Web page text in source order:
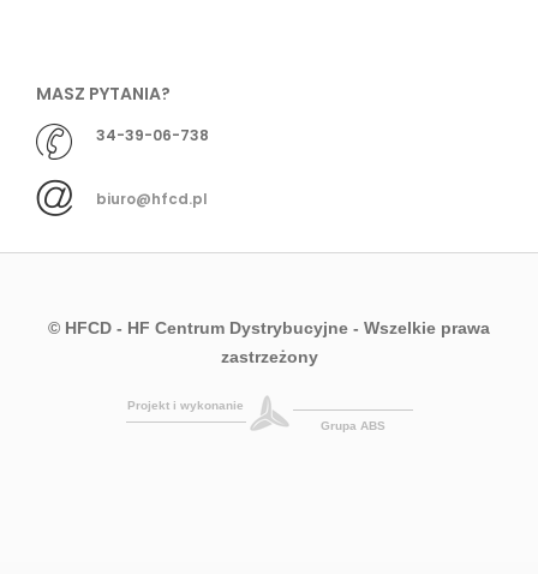
MASZ PYTANIA?
34-39-06-738
biuro@hfcd.pl
© HFCD - HF Centrum Dystrybucyjne - Wszelkie prawa
zastrzeżony
Projekt i wykonanie
Grupa ABS